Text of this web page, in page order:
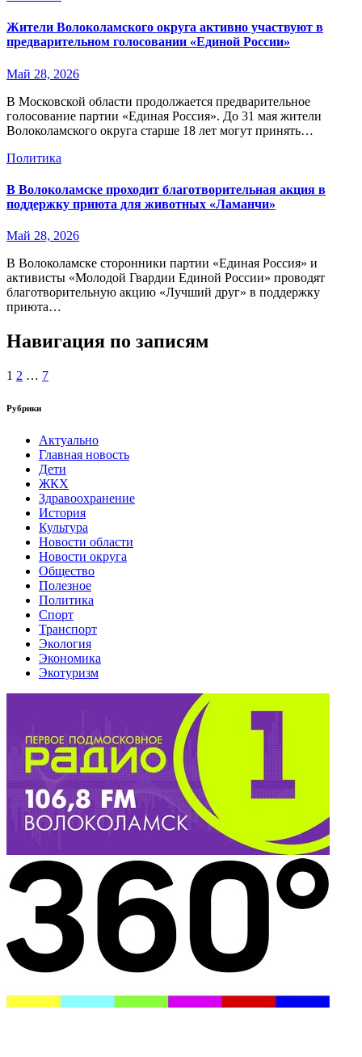
Жители Волоколамского округа активно участвуют в
предварительном голосовании «Единой России»
Май 28, 2026
В Московской области продолжается предварительное
голосование партии «Единая Россия». До 31 мая жители
Волоколамского округа старше 18 лет могут принять…
Политика
В Волоколамске проходит благотворительная акция в
поддержку приюта для животных «Ламанчи»
Май 28, 2026
В Волоколамске сторонники партии «Единая Россия» и
активисты «Молодой Гвардии Единой России» проводят
благотворительную акцию «Лучший друг» в поддержку
приюта…
Навигация по записям
1 2 … 7
Рубрики
Актуально
Главная новость
Дети
ЖКХ
Здравоохранение
История
Культура
Новости области
Новости округа
Общество
Полезное
Политика
Спорт
Транспорт
Экология
Экономика
Экотуризм